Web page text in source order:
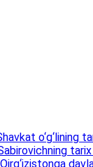
o‘g‘lining